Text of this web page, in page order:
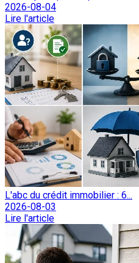
2026-08-04
Lire l'article
L'abc du crédit immobilier : 6...
2026-08-03
Lire l'article